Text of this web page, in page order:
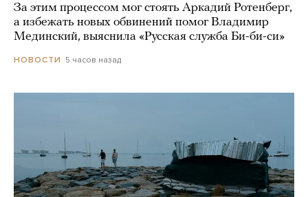
За этим процессом мог стоять Аркадий Ротенберг,
а избежать новых обвинений помог Владимир
Мединский, выяснила «Русская служба Би-би-си»
НОВОСТИ 5 часов назад